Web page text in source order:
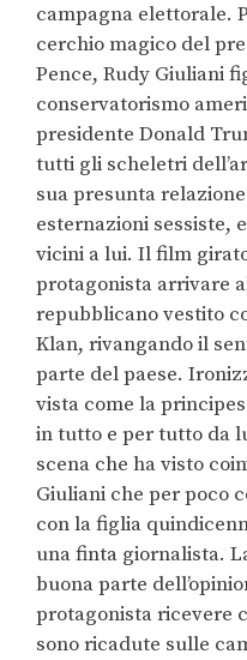
campagna elettorale.
cerchio magico del
Pence, Rudy Giuliani
conservatorismo
presidente Donald
tutti gli scheletri
sua presunta
esternazioni sessiste,
vicini a lui. Il film
protagonista arrivare
repubblicano vestito
Klan, rivangando il
parte del paese.
vista come la
in tutto e per tutto da
scena che ha visto
Giuliani che per poco
con la figlia
una finta giornalista.
buona parte
protagonista ricevere
sono ricadute sulle